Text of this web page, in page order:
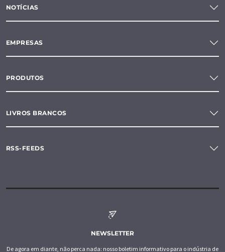
NOTÍCIAS
EMPRESAS
PRODUTOS
LIVROS BRANCOS
RSS-FEEDS
NEWSLETTER
De agora em diante, não perca nada: nosso boletim informativo para o indústria de